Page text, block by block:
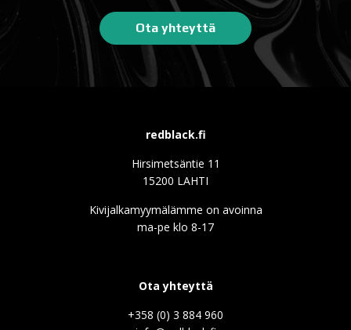
Ota yhteyttä
redblack.fi
Hirsimetsäntie 11
15200 LAHTI
Kivijalkamyymälämme on avoinna
ma-pe klo 8-17
Ota yhteyttä
+358 (0) 3 884 960